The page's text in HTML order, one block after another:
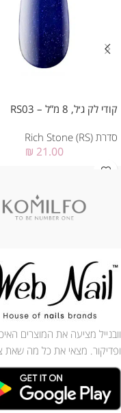
קודי לק ג׳ל, 8 מ”ל – RS03
סדרת Rich Stone (RS)
₪ 21.00
וובנייל מציעה את המוצרים
ופדיקור. מצאי את כל מה שאת